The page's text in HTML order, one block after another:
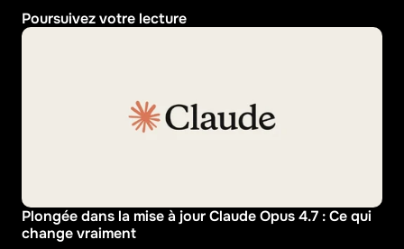
Poursuivez votre lecture
Plongée dans la mise à jour Claude Opus 4.7 : Ce qui
change vraiment